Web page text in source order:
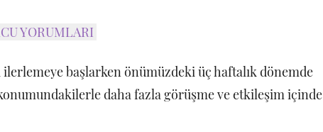
YORUMLARI
başlarken önümüzdeki üç haftalık dönemde
daha fazla görüşme ve etkileşim içinde